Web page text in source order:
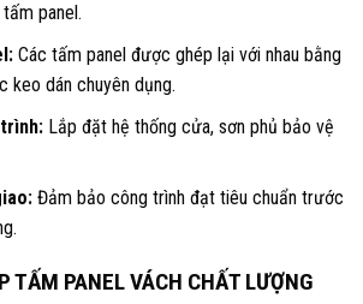
panel.
Các tấm panel được ghép lại với nhau bằng
keo dán chuyên dụng.
Lắp đặt hệ thống cửa, sơn phủ bảo vệ
Đảm bảo công trình đạt tiêu chuẩn trước
TẤM PANEL VÁCH CHẤT LƯỢNG